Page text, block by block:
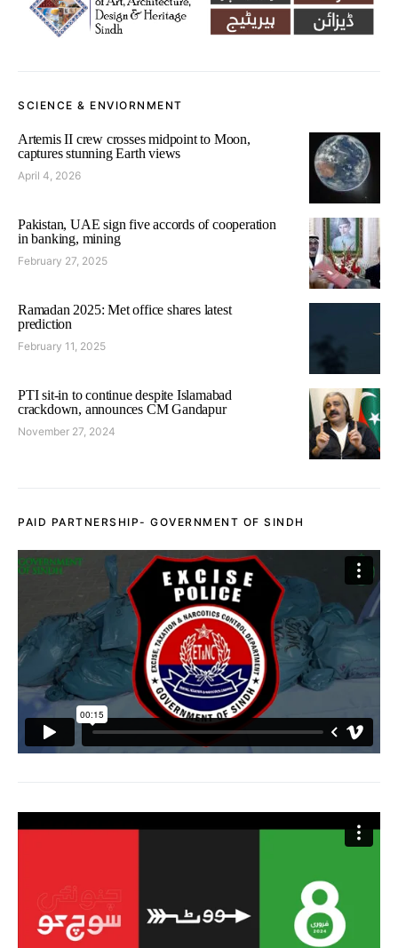
SCIENCE & ENVIORNMENT
Artemis II crew crosses midpoint to Moon,
captures stunning Earth views
April 4, 2026
Pakistan, UAE sign five accords of cooperation
in banking, mining
February 27, 2025
Ramadan 2025: Met office shares latest
prediction
February 11, 2025
PTI sit-in to continue despite Islamabad
crackdown, announces CM Gandapur
November 27, 2024
PAID PARTNERSHIP- GOVERNMENT OF SINDH